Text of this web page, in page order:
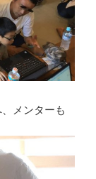
メンターも